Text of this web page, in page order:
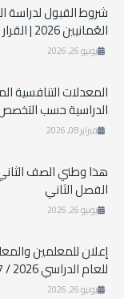
شروط القبول لدراسة
العُمانيين 2026 | القرار الوزاري 155/2026
يونيو 26, 2026
المعدلات التنافسية
الدراسية حسب التخصص
فبراير 08, 2026
هذا وطني الصف
الفصل الثاني
يونيو 26, 2026
إعلان للمعلمين
للعام الدراسي 2026 / 2027 بمحافظة مسقط
يونيو 26, 2026